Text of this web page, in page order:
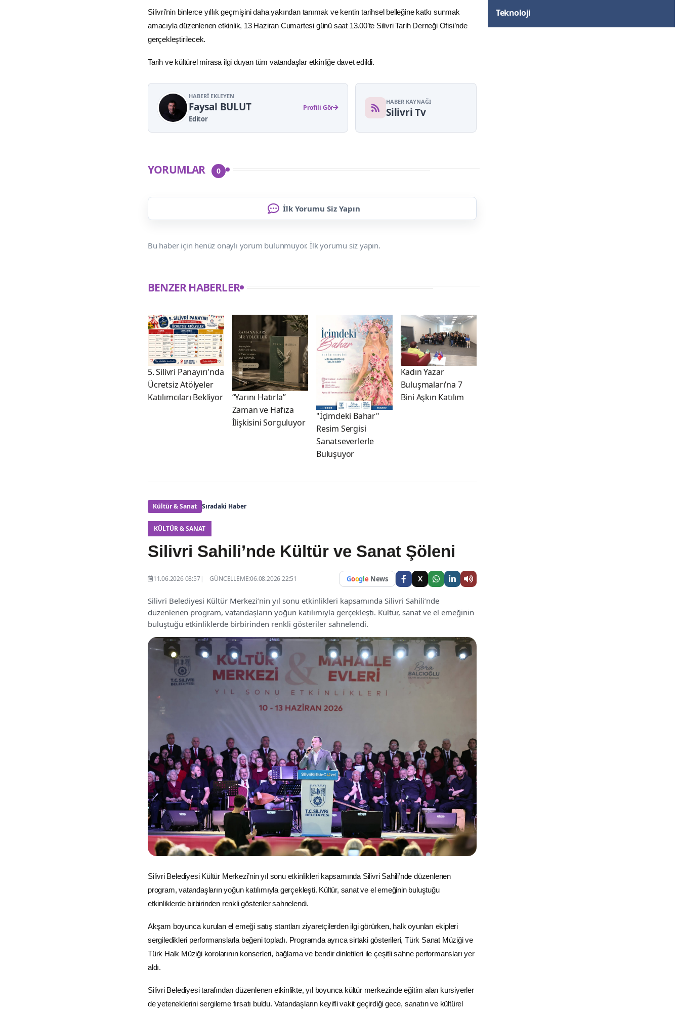
Silivri’nin binlerce yıllık geçmişini daha yakından tanımak ve kentin tarihsel belleğine katkı sunmak
amacıyla düzenlenen etkinlik, 13 Haziran Cumartesi günü saat 13.00’te Silivri Tarih Derneği Ofisi’nde
gerçekleştirilecek.
Tarih ve kültürel mirasa ilgi duyan tüm vatandaşlar etkinliğe davet edildi.
HABERI EKLEYEN
Faysal BULUT
Editor
Profili Gör
HABER KAYNAĞI
Silivri Tv
YORUMLAR 0
İlk Yorumu Siz Yapın
Bu haber için henüz onaylı yorum bulunmuyor. İlk yorumu siz yapın.
BENZER HABERLER
5. Silivri Panayırı'nda
Ücretsiz Atölyeler
Katılımcıları Bekliyor
“Yarını Hatırla”
Zaman ve Hafıza
İlişkisini Sorguluyor
"İçimdeki Bahar"
Resim Sergisi
Sanatseverlerle
Buluşuyor
Kadın Yazar
Buluşmaları’na 7
Bini Aşkın Katılım
Kültür & Sanat Sıradaki Haber
KÜLTÜR & SANAT
Silivri Sahili’nde Kültür ve Sanat Şöleni
11.06.2026 08:57 GÜNCELLEME:06.08.2026 22:51 Google News X
Silivri Belediyesi Kültür Merkezi’nin yıl sonu etkinlikleri kapsamında Silivri Sahili’nde
düzenlenen program, vatandaşların yoğun katılımıyla gerçekleşti. Kültür, sanat ve el emeğinin
buluştuğu etkinliklerde birbirinden renkli gösteriler sahnelendi.
Silivri Belediyesi Kültür Merkezi’nin yıl sonu etkinlikleri kapsamında Silivri Sahili’nde düzenlenen
program, vatandaşların yoğun katılımıyla gerçekleşti. Kültür, sanat ve el emeğinin buluştuğu
etkinliklerde birbirinden renkli gösteriler sahnelendi.
Akşam boyunca kurulan el emeği satış stantları ziyaretçilerden ilgi görürken, halk oyunları ekipleri
sergiledikleri performanslarla beğeni topladı. Programda ayrıca sirtaki gösterileri, Türk Sanat Müziği ve
Türk Halk Müziği korolarının konserleri, bağlama ve bendir dinletileri ile çeşitli sahne performansları yer
aldı.
Silivri Belediyesi tarafından düzenlenen etkinlikte, yıl boyunca kültür merkezinde eğitim alan kursiyerler
de yeteneklerini sergileme fırsatı buldu. Vatandaşların keyifli vakit geçirdiği gece, sanatın ve kültürel
Teknoloji